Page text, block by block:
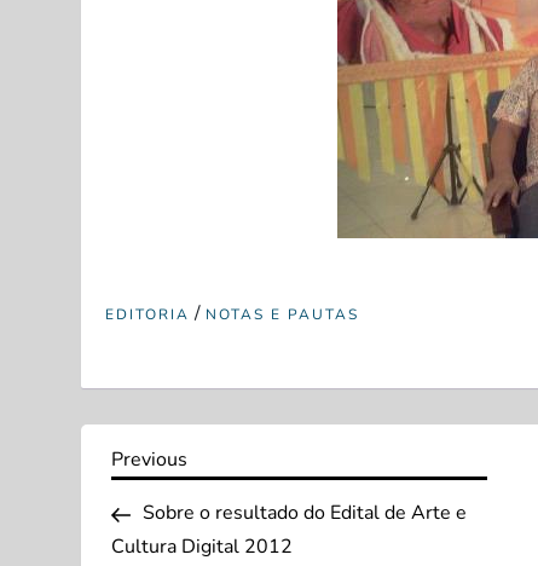
EDITORIA / NOTAS E PAUTAS
N
a
Previous
Previous
Sobre o resultado do Edital de Arte e
Cultura Digital 2012